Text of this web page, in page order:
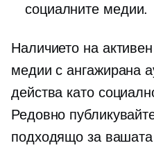
социалните медии.
Наличието на
медии с ангажирана
действа като
Редовно
подходящо за